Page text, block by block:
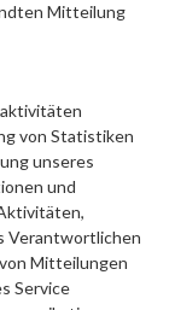
Mitteilung
von Statistiken
unseres
und
Verantwortlichen
Mitteilungen
Service